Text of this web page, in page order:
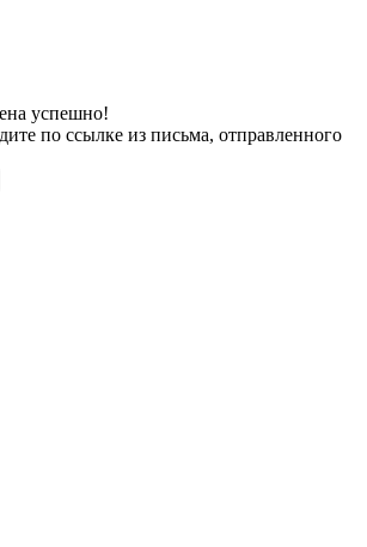
успешно!
по ссылке из письма, отправленного